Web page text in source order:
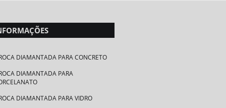
DIAMANTADA PARA CONCRETO
DIAMANTADA PARA
DIAMANTADA PARA VIDRO